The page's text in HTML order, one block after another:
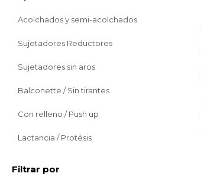
Acolchados y semi-acolchados
Sujetadores Reductores
Sujetadores sin aros
Balconette / Sin tirantes
Con relleno / Push up
Lactancia / Protésis
Filtrar por